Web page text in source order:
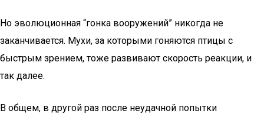
Но эволюционная “гонка вооружений” никогда не
заканчивается. Мухи, за которыми гоняются птицы с
быстрым зрением, тоже развивают скорость реакции, и
так далее.
В общем, в другой раз после неудачной попытки